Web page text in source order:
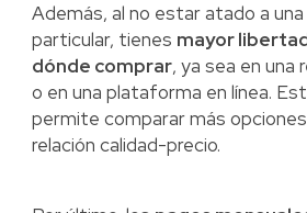
Además, al no estar atado a
particular, tienes mayor
dónde comprar, ya sea en una
o en una plataforma en línea.
permite comparar más
relación calidad-precio.